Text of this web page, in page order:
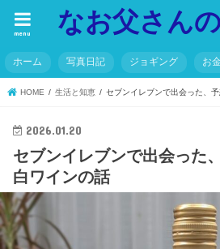
なお父さん
menu
ホーム 写真日記 ジョギング お
HOME 生活と知恵 セブンイレブンで出会った、
2026.01.20
セブンイレブンで出会った
白ワインの話